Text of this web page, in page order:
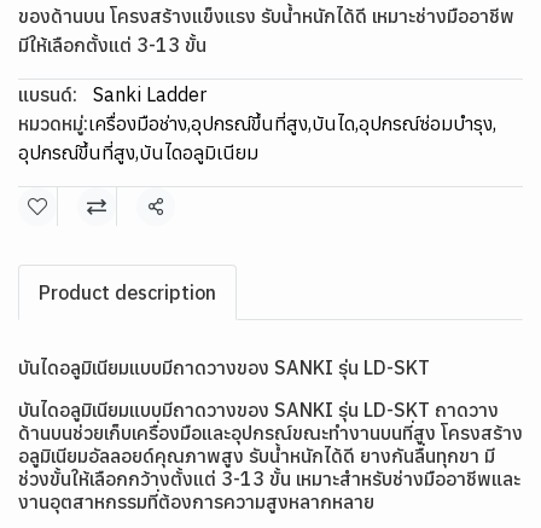
ของด้านบน โครงสร้างแข็งแรง รับน้ำหนักได้ดี เหมาะช่างมืออาชีพ
มีให้เลือกตั้งแต่ 3-13 ขั้น
แบรนด์:
Sanki Ladder
หมวดหมู่:เครื่องมือช่าง,อุปกรณ์ขึ้นที่สูง,บันได,อุปกรณ์ซ่อมบำรุง,
อุปกรณ์ขึ้นที่สูง,บันไดอลูมิเนียม
แชร์
Product description
บันไดอลูมิเนียมแบบมีถาดวางของ SANKI รุ่น LD-SKT
บันไดอลูมิเนียมแบบมีถาดวางของ SANKI รุ่น LD-SKT ถาดวาง
ด้านบนช่วยเก็บเครื่องมือและอุปกรณ์ขณะทำงานบนที่สูง โครงสร้าง
อลูมิเนียมอัลลอยด์คุณภาพสูง รับน้ำหนักได้ดี ยางกันลื่นทุกขา มี
ช่วงขั้นให้เลือกกว้างตั้งแต่ 3-13 ขั้น เหมาะสำหรับช่างมืออาชีพและ
งานอุตสาหกรรมที่ต้องการความสูงหลากหลาย